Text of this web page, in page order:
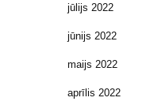
jūlijs 2022
jūnijs 2022
maijs 2022
aprīlis 2022